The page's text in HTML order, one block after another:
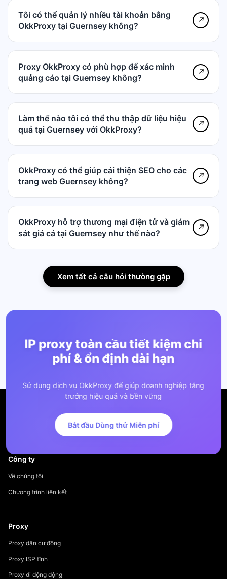
Tôi có thể quản lý nhiều tài khoản bằng
OkkProxy tại Guernsey không?
↗
Proxy OkkProxy có phù hợp để xác minh
quảng cáo tại Guernsey không?
↗
Làm thế nào tôi có thể thu thập dữ liệu hiệu
quả tại Guernsey với OkkProxy?
↗
OkkProxy có thể giúp cải thiện SEO cho các
trang web Guernsey không?
↗
OkkProxy hỗ trợ thương mại điện tử và giám
sát giá cả tại Guernsey như thế nào?
↗
Xem tất cả câu hỏi thường gặp
IP proxy toàn cầu tiết kiệm chi
phí & ổn định dài hạn
Sử dụng dịch vụ OkkProxy để giúp doanh nghiệp tăng
trưởng hiệu quả và bền vững
Bắt đầu Dùng thử Miễn phí
Công ty
Về chúng tôi
Chương trình liên kết
Proxy
Proxy dân cư động
Proxy ISP tĩnh
Proxy di động động